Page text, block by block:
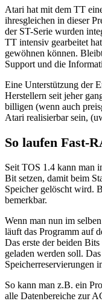
Atari hat mit dem TT
ihresgleichen in dieser
der ST-Serie wurden
TT intensiv gearbeitet
gewöhnen können.
Support und die
Eine Unterstützung der
Herstellern seit jeher
billigen (wenn auch
Atari realisierbar sein,
So laufen Fast-
Seit TOS 1.4 kann man
Bit setzen, damit beim
Speicher gelöscht wird.
bemerkbar.
Wenn man nun im
läuft das Programm auf
Das erste der beiden
geladen werden soll.
Speicherreservierungen
So kann man z.B. ein
alle Datenbereiche zur